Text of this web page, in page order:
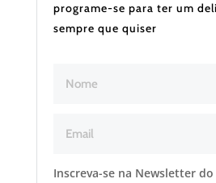
programe-se para ter um
sempre que quiser
Inscreva-se na Newsletter